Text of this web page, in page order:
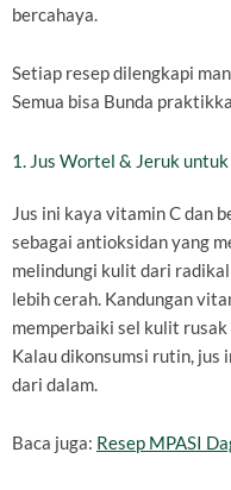
bercahaya.
Setiap resep dilengkapi
Semua bisa Bunda
1. Jus Wortel & Jeruk
Jus ini kaya vitamin C dan
sebagai antioksidan yang
melindungi kulit dari
lebih cerah. Kandungan
memperbaiki sel kulit
Kalau dikonsumsi rutin, jus
dari dalam.
Baca juga: Resep MPASI